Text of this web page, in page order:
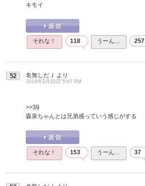
キモイ
それな！ 118 うーん… 257
52 名無しだＪ より
2016年2月22日 5:07 PM
>>39
森泉ちゃんとは兄弟感っていう感じがする
それな！ 153 うーん… 37